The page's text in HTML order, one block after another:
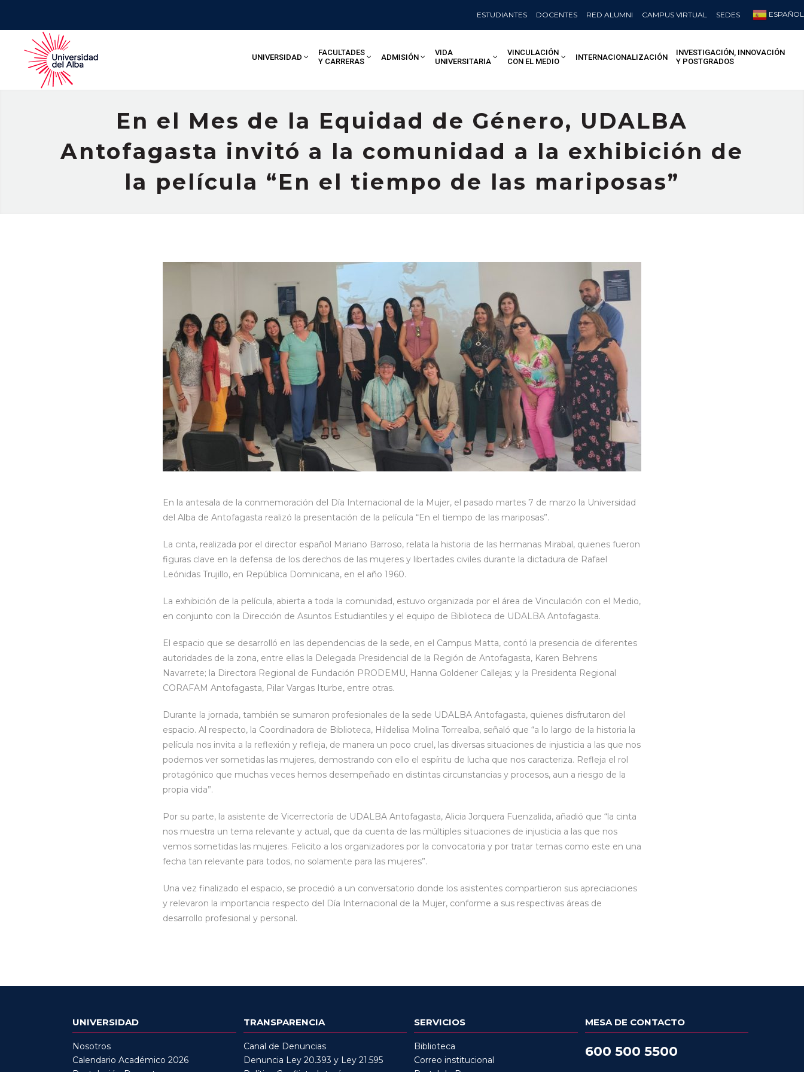
ESTUDIANTES DOCENTES RED ALUMNI CAMPUS VIRTUAL SEDES ESPAÑOL
UNIVERSIDAD
FACULTADES
Y CARRERAS
ADMISIÓN
VIDA
UNIVERSITARIA
VINCULACIÓN
CON EL MEDIO
INTERNACIONALIZACIÓN
INVESTIGACIÓN, INNOVACIÓN
Y POSTGRADOS
En el Mes de la Equidad de Género, UDALBA
Antofagasta invitó a la comunidad a la exhibición de
la película “En el tiempo de las mariposas”
En la antesala de la conmemoración del Día Internacional de la Mujer, el pasado martes 7 de marzo la Universidad
del Alba de Antofagasta realizó la presentación de la película “En el tiempo de las mariposas”.
La cinta, realizada por el director español Mariano Barroso, relata la historia de las hermanas Mirabal, quienes fueron
figuras clave en la defensa de los derechos de las mujeres y libertades civiles durante la dictadura de Rafael
Leónidas Trujillo, en República Dominicana, en el año 1960.
La exhibición de la película, abierta a toda la comunidad, estuvo organizada por el área de Vinculación con el Medio,
en conjunto con la Dirección de Asuntos Estudiantiles y el equipo de Biblioteca de UDALBA Antofagasta.
El espacio que se desarrolló en las dependencias de la sede, en el Campus Matta, contó la presencia de diferentes
autoridades de la zona, entre ellas la Delegada Presidencial de la Región de Antofagasta, Karen Behrens
Navarrete; la Directora Regional de Fundación PRODEMU, Hanna Goldener Callejas; y la Presidenta Regional
CORAFAM Antofagasta, Pilar Vargas Iturbe, entre otras.
Durante la jornada, también se sumaron profesionales de la sede UDALBA Antofagasta, quienes disfrutaron del
espacio. Al respecto, la Coordinadora de Biblioteca, Hildelisa Molina Torrealba, señaló que “a lo largo de la historia la
película nos invita a la reflexión y refleja, de manera un poco cruel, las diversas situaciones de injusticia a las que nos
podemos ver sometidas las mujeres, demostrando con ello el espíritu de lucha que nos caracteriza. Refleja el rol
protagónico que muchas veces hemos desempeñado en distintas circunstancias y procesos, aun a riesgo de la
propia vida”.
Por su parte, la asistente de Vicerrectoría de UDALBA Antofagasta, Alicia Jorquera Fuenzalida, añadió que “la cinta
nos muestra un tema relevante y actual, que da cuenta de las múltiples situaciones de injusticia a las que nos
vemos sometidas las mujeres. Felicito a los organizadores por la convocatoria y por tratar temas como este en una
fecha tan relevante para todos, no solamente para las mujeres”.
Una vez finalizado el espacio, se procedió a un conversatorio donde los asistentes compartieron sus apreciaciones
y relevaron la importancia respecto del Día Internacional de la Mujer, conforme a sus respectivas áreas de
desarrollo profesional y personal.
UNIVERSIDAD
Nosotros
Calendario Académico 2026
TRANSPARENCIA
Canal de Denuncias
Denuncia Ley 20.393 y Ley 21.595
SERVICIOS
Biblioteca
Correo institucional
MESA DE CONTACTO
600 500 5500